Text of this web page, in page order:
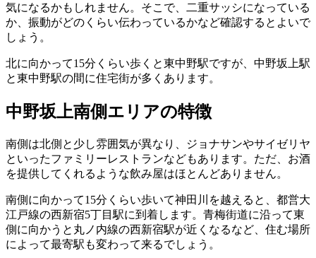
気になるかもしれません。そこで、二重サッシになっている
か、振動がどのくらい伝わっているかなど確認するとよいで
しょう。
北に向かって15分くらい歩くと東中野駅ですが、中野坂上駅
と東中野駅の間に住宅街が多くあります。
中野坂上南側エリアの特徴
南側は北側と少し雰囲気が異なり、ジョナサンやサイゼリヤ
といったファミリーレストランなどもあります。ただ、お酒
を提供してくれるような飲み屋はほとんどありません。
南側に向かって15分くらい歩いて神田川を越えると、都営大
江戸線の西新宿5丁目駅に到着します。青梅街道に沿って東
側に向かうと丸ノ内線の西新宿駅が近くなるなど、住む場所
によって最寄駅も変わって来るでしょう。